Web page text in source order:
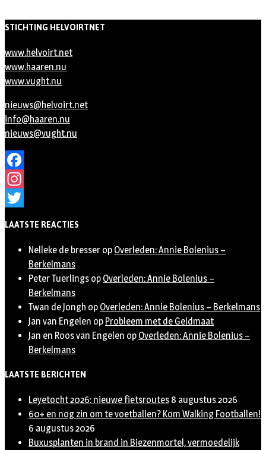
STICHTING HELVOIRTNET
www.helvoirt.net
www.haaren.nu
www.vught.nu
nieuws@helvoirt.net
info@haaren.nu
nieuws@vught.nu
Facebook
Instagram
LAATSTE REACTIES
Nelleke de bresser op Overleden: Annie Bolenius –
Berkelmans
Peter Tuerlings op Overleden: Annie Bolenius –
Berkelmans
Twan de Jongh op Overleden: Annie Bolenius – Berkelmans
Jan van Engelen op Probleem met de Geldmaat
Jan en Roos van Engelen op Overleden: Annie Bolenius –
Berkelmans
LAATSTE BERICHTEN
Leyetocht 2026: nieuwe fietsroutes 8 augustus 2026
60+ en nog zin om te voetballen? Kom Walking Footballen!
6 augustus 2026
Buxusplanten in brand in Biezenmortel, vermoedelijk